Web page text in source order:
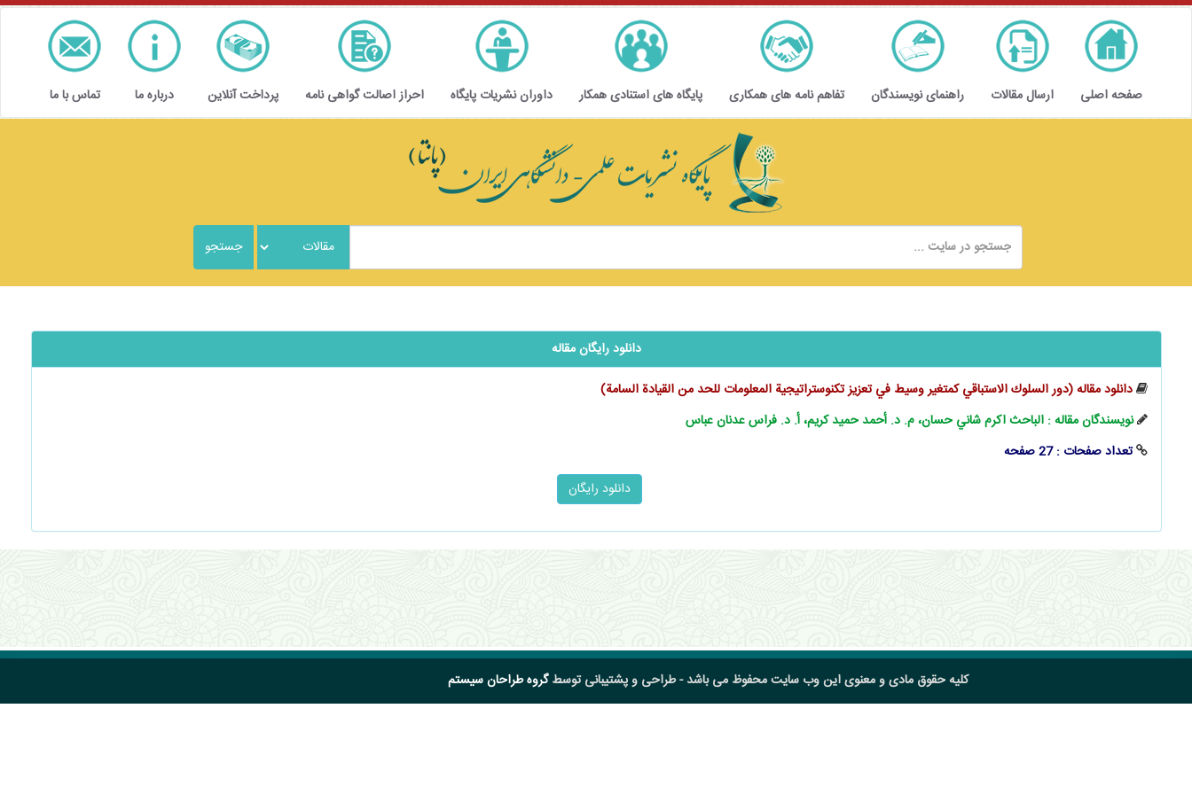
صفحه اصلی ارسال مقالات راهنمای نویسندگان تفاهم نامه های همکاری پایگاه های استنادی همکار داوران نشریات پایگاه احراز اصالت گواهی نامه پرداخت آنلاین درباره ما تماس با ما
دانلود رایگان مقاله
دانلود مقاله (دور السلوك الاستباقي كمتغير وسيط في تعزيز تكنوستراتيجية المعلومات للحد من القيادة السامة)
نویسندگان مقاله : الباحث اكرم شاني حسان، م. د. أحمد حميد كريم، أ. د. فراس عدنان عباس
تعداد صفحات : 27 صفحه
کلیه حقوق مادی و معنوی این وب سایت محفوظ می باشد - طراحی و پشتیبانی توسطگروه طراحان سیستم